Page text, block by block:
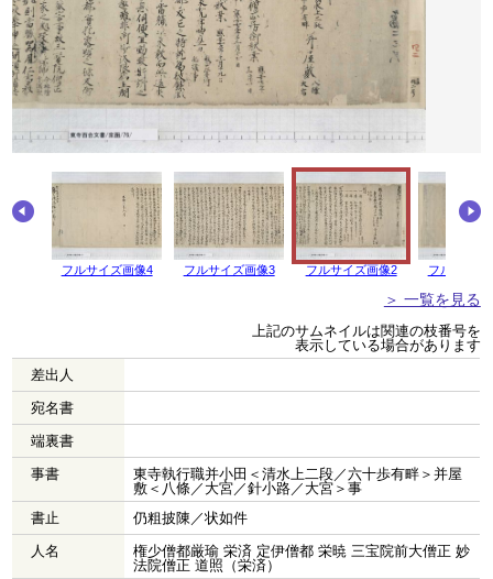
フルサイズ画像4 フルサイズ画像3 フルサイズ画像2 フルサイズ
＞ 一覧を見る
上記のサムネイルは関連の枝番号を
表示している場合があります
差出人
宛名書
端裏書
事書
東寺執行職并小田＜清水上二段／六十歩有畔＞并屋
敷＜八條／大宮／針小路／大宮＞事
書止
仍粗披陳／状如件
人名
権少僧都厳瑜 栄済 定伊僧都 栄暁 三宝院前大僧正 妙
法院僧正 道照（栄済）